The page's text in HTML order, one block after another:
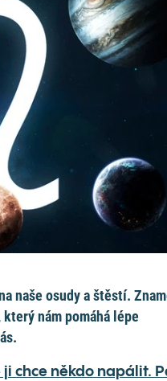
naše osudy a štěstí.
nám pomáhá lépe
chce někdo napálit.